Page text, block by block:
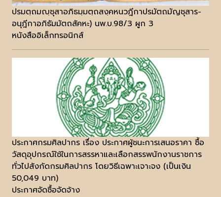
ปรมตฺถมญฺชุสาอภิธมฺมตฺถสงฺคหนวฎีกาปรมัตถมัญชุสาร-
อนุฎีกาอภิธัมมัตถสัคหะ) นพ.บ.98/3 ผูก 3
หนังสืออิเล็กทรอนิกส์
ประกาศกรมศิลปากร เรื่อง ประกาศผู้ชนะการเสนอราคา ซื้อ
วัสดุอุปกรณ์ใช้ในการสรรหาและเลือกสรรพนักงานราชการ
ทั่วไปสังกัดกรมศิลปากร โดยวิธีเฉพาะเจาะจง (เป็นเงิน
50,049 บาท)
ประกาศจัดซื้อจัดจ้าง